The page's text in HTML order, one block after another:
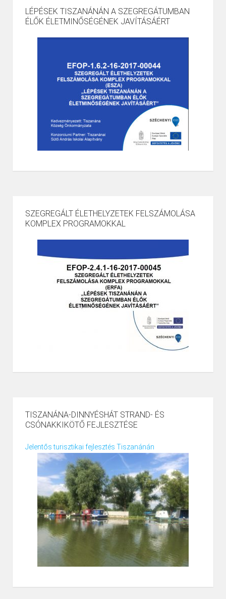
LÉPÉSEK TISZANÁNÁN A SZEGREGÁTUMBAN
ÉLŐK ÉLETMINŐSÉGÉNEK JAVÍTÁSÁÉRT
SZEGREGÁLT ÉLETHELYZETEK FELSZÁMOLÁSA
KOMPLEX PROGRAMOKKAL
TISZANÁNA-DINNYÉSHÁT STRAND- ÉS
CSÓNAKKIKÖTŐ FEJLESZTÉSE
Jelentős turisztikai fejlesztés Tiszanánán